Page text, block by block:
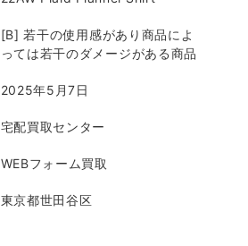
[B] 若干の使用感があり商品によ
っては若干のダメージがある商品
2025年5月7日
宅配買取センター
WEBフォーム買取
東京都世田谷区